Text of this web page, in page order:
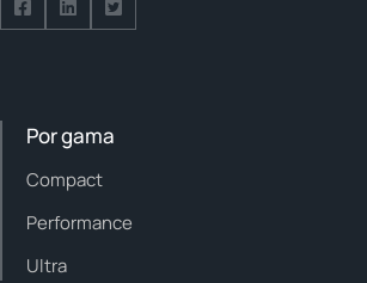
Follow us on Facebook
Follow us on Facebook
Follow us on Facebook
Por gama
Compact
Performance
Ultra